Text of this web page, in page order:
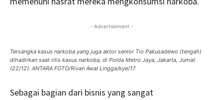
- Advertisement -
Tersangka kasus narkoba yang juga aktor senior Tio Pakusadewo (tengah)
dihadirkan saat rilis kasus narkoba, di Polda Metro Jaya, Jakarta, Jumat
(22/12). ANTARA FOTO/Rivan Awal Lingga/kye/17
Sebagai bagian dari bisnis yang sangat